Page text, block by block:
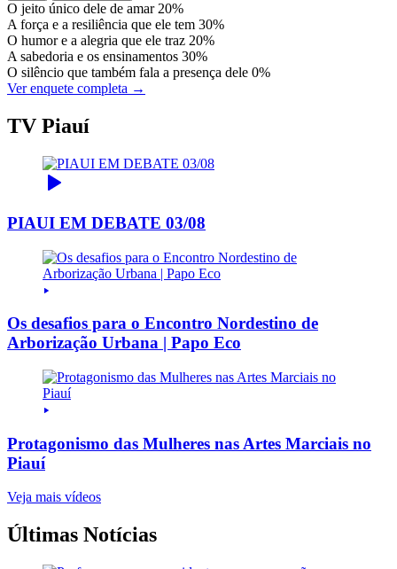
O jeito único dele de amar 20%
A força e a resiliência que ele tem 30%
O humor e a alegria que ele traz 20%
A sabedoria e os ensinamentos 30%
O silêncio que também fala a presença dele 0%
Ver enquete completa →
TV Piauí
PIAUI EM DEBATE 03/08
Os desafios para o Encontro Nordestino de
Arborização Urbana | Papo Eco
Protagonismo das Mulheres nas Artes Marciais no
Piauí
Veja mais vídeos
Últimas Notícias